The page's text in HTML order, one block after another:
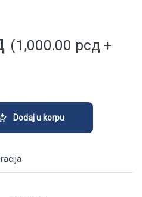
(1,000.00 рсд+
crni (Kyocera) quantity
Dodaj u korpu